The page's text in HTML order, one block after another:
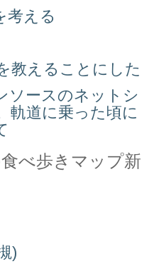
考える
教えることにした
ソースのネットシ
軌道に乗った頃に
べ歩きマップ新
)